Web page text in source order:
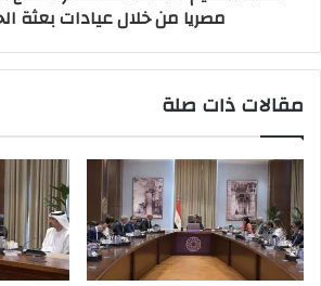
مصريا من خلال عيادات بعثة
مقالات ذات صلة